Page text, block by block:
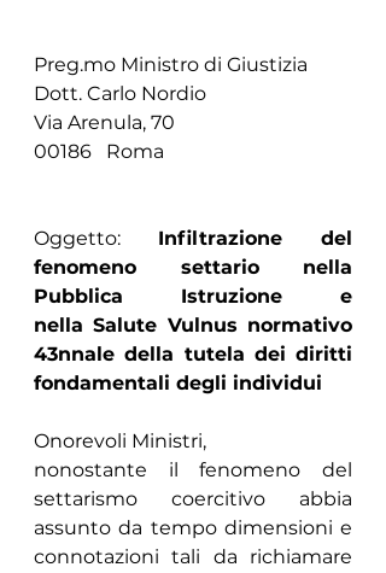
Preg.mo Ministro di Giustizia
Dott. Carlo Nordio
Via Arenula, 70
00186   Roma
Oggetto: Infiltrazione del
fenomeno settario nella
Pubblica Istruzione e
nella Salute Vulnus normativo
43nnale della tutela dei diritti
fondamentali degli individui
Onorevoli Ministri,
nonostante il fenomeno del
settarismo coercitivo abbia
assunto da tempo dimensioni e
connotazioni tali da richiamare